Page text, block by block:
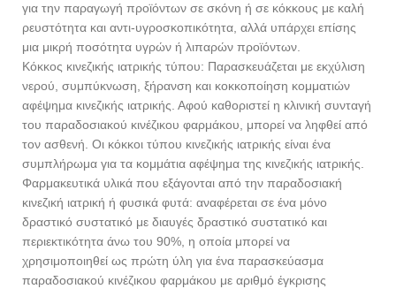
για την παραγωγή προϊόντων σε σκόνη ή σε κόκκους με καλή
ρευστότητα και αντι-υγροσκοπικότητα, αλλά υπάρχει επίσης
μια μικρή ποσότητα υγρών ή λιπαρών προϊόντων.
Κόκκος κινεζικής ιατρικής τύπου: Παρασκευάζεται με εκχύλιση
νερού, συμπύκνωση, ξήρανση και κοκκοποίηση κομματιών
αφέψημα κινεζικής ιατρικής. Αφού καθοριστεί η κλινική συνταγή
του παραδοσιακού κινέζικου φαρμάκου, μπορεί να ληφθεί από
τον ασθενή. Οι κόκκοι τύπου κινεζικής ιατρικής είναι ένα
συμπλήρωμα για τα κομμάτια αφέψημα της κινεζικής ιατρικής.
Φαρμακευτικά υλικά που εξάγονται από την παραδοσιακή
κινεζική ιατρική ή φυσικά φυτά: αναφέρεται σε ένα μόνο
δραστικό συστατικό με διαυγές δραστικό συστατικό και
περιεκτικότητα άνω του 90%, η οποία μπορεί να
χρησιμοποιηθεί ως πρώτη ύλη για ένα παρασκεύασμα
παραδοσιακού κινέζικου φαρμάκου με αριθμό έγκρισης